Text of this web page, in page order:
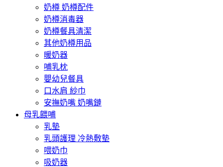
奶樽 奶樽配件
奶樽消毒器
奶樽餐具清潔
其他奶樽用品
暖奶器
哺乳枕
嬰幼兒餐具
口水肩 紗巾
安撫奶嘴 奶嘴鏈
母乳餵哺
乳墊
乳頭護理 冷熱敷墊
喂奶巾
吸奶器